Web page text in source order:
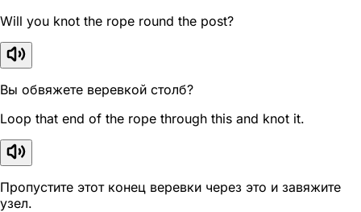
Will you knot the rope round the post?
Вы обвяжете веревкой столб?
Loop that end of the rope through this and knot it.
Пропустите этот конец веревки через это и завяжите
узел.